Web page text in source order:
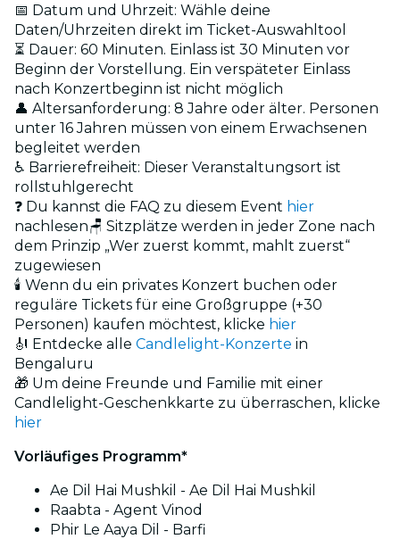
📅 Datum und Uhrzeit: Wähle deine
Daten/Uhrzeiten direkt im Ticket-Auswahltool
⏳ Dauer: 60 Minuten. Einlass ist 30 Minuten vor
Beginn der Vorstellung. Ein verspäteter Einlass
nach Konzertbeginn ist nicht möglich
👤 Altersanforderung: 8 Jahre oder älter. Personen
unter 16 Jahren müssen von einem Erwachsenen
begleitet werden
♿ Barrierefreiheit: Dieser Veranstaltungsort ist
rollstuhlgerecht
❓ Du kannst die FAQ zu diesem Event hier
nachlesen🪑 Sitzplätze werden in jeder Zone nach
dem Prinzip „Wer zuerst kommt, mahlt zuerst“
zugewiesen
🕯️ Wenn du ein privates Konzert buchen oder
reguläre Tickets für eine Großgruppe (+30
Personen) kaufen möchtest, klicke hier
🎻 Entdecke alle Candlelight-Konzerte in
Bengaluru
🎁 Um deine Freunde und Familie mit einer
Candlelight-Geschenkkarte zu überraschen, klicke
hier
Vorläufiges Programm*
Ae Dil Hai Mushkil - Ae Dil Hai Mushkil
Raabta - Agent Vinod
Phir Le Aaya Dil - Barfi